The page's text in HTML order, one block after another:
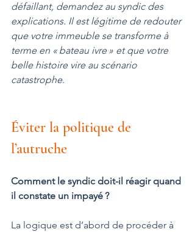
défaillant, demandez au syndic des
explications. Il est légitime de redouter
que votre immeuble se transforme à
terme en « bateau ivre » et que votre
belle histoire vire au scénario
catastrophe.
Éviter la politique de
l’autruche
Comment le syndic doit-il réagir quand
il constate un impayé ?
La logique est d’abord de procéder à